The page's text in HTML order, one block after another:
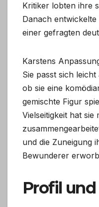
Kritiker lobten ihre
Danach
einer gefragten
Karstens
Sie passt sich
ob sie eine
gemischte Figur
Vielseitigkeit hat sie
und die Zuneigung
Bewunderer
Profil